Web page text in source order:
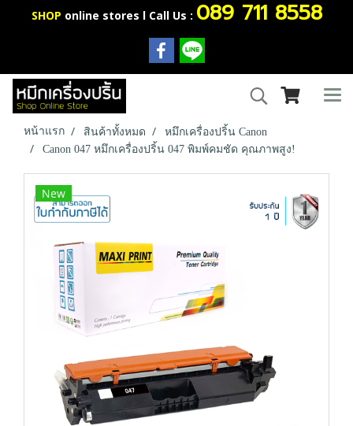
SHOP online stores l Call Us : 089 711 8558
หน้าแรก สินค้าทั้งหมด
หมึกเครื่องปริ้น Canon
Canon 047 หมึกเครื่องปริ้น 047 พิมพ์คมชัด คุณภาพสูง!
New